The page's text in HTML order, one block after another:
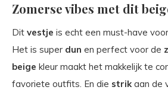
Zomerse vibes met dit
Dit vestje is echt een must-have
Het is super dun en perfect voor de
beige kleur maakt het makkelijk te
favoriete outfits. En die strikaan de